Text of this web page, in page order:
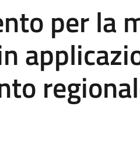
per la